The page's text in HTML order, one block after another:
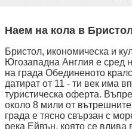
Наем на кола в
Бристол, икономическа и
Югозападна Англия е сред
на града Обединеното
датират от 11 - ти век има
туристическа оферта.
около 8 мили от
града е тясно свързан с
река Ейвън, която се влива